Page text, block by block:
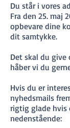
Du står i vores
Fra den 25. maj
opbevare dine
dit samtykke.
Det skal du
håber vi du
Hvis du er
nyhedsmails
rigtig glade hvis
nedenstående: